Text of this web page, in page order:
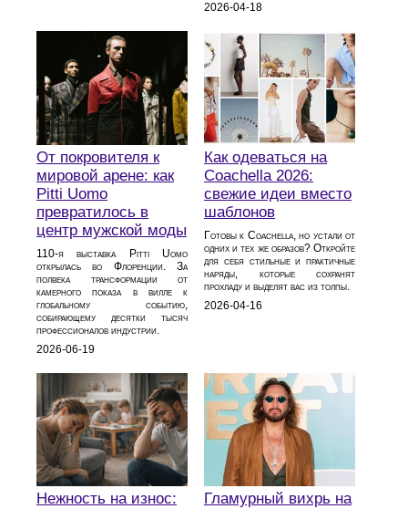
2026-04-18
От покровителя к
мировой арене: как
Pitti Uomo
превратилось в
центр мужской моды
110‑я выставка Pitti Uomo
открылась во Флоренции. За
полвека трансформации от
камерного показа в вилле к
глобальному событию,
собирающему десятки тысяч
профессионалов индустрии.
2026-06-19
Как одеваться на
Coachella 2026:
свежие идеи вместо
шаблонов
Готовы к Coachella, но устали от
одних и тех же образов? Откройте
для себя стильные и практичные
наряды, которые сохранят
прохладу и выделят вас из толпы.
2026-04-16
Нежность на износ:
Гламурный вихрь на